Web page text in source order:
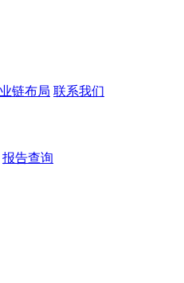
链布局 联系我们
报告查询